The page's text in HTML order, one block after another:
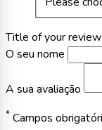
Title of your review
O seu nome
A sua avaliação
* Campos